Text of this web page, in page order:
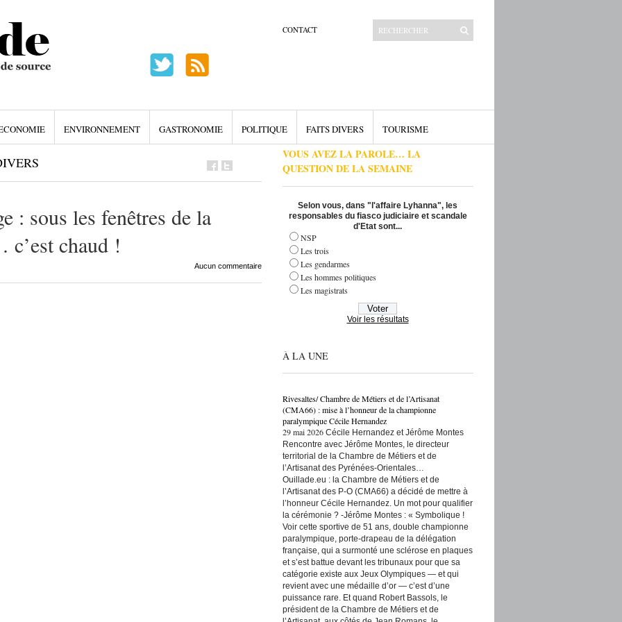
CONTACT
ENVIRONNEMENT GASTRONOMIE POLITIQUE FAITS DIVERS TOURISME
: sous les fenêtres de la
chaud !
Aucun commentaire
VOUS AVEZ LA PAROLE… LA
QUESTION DE LA SEMAINE
Selon vous, dans "l'affaire Lyhanna", les
responsables du fiasco judiciaire et scandale
d'Etat sont...
NSP
Les trois
Les gendarmes
Les hommes politiques
Les magistrats
Voir les résultats
À LA UNE
Rivesaltes/ Chambre de Métiers et de l’Artisanat
(CMA66) : mise à l’honneur de la championne
paralympique Cécile Hernandez
29 mai 2026 Cécile Hernandez et Jérôme Montes
Rencontre avec Jérôme Montes, le directeur
territorial de la Chambre de Métiers et de
l’Artisanat des Pyrénées-Orientales…
Ouillade.eu : la Chambre de Métiers et de
l’Artisanat des P-O (CMA66) a décidé de mettre à
l’honneur Cécile Hernandez. Un mot pour qualifier
la cérémonie ? -Jérôme Montes : « Symbolique !
Voir cette sportive de 51 ans, double championne
paralympique, porte-drapeau de la délégation
française, qui a surmonté une sclérose en plaques
et s’est battue devant les tribunaux pour que sa
catégorie existe aux Jeux Olympiques — et qui
revient avec une médaille d’or — c’est d’une
puissance rare. Et quand Robert Bassols, le
président de la Chambre de Métiers et de